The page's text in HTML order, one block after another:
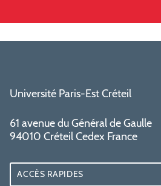
Université Paris-Est Créteil
61 avenue du Général de Gaulle
94010 Créteil Cedex France
ACCÈS RAPIDES